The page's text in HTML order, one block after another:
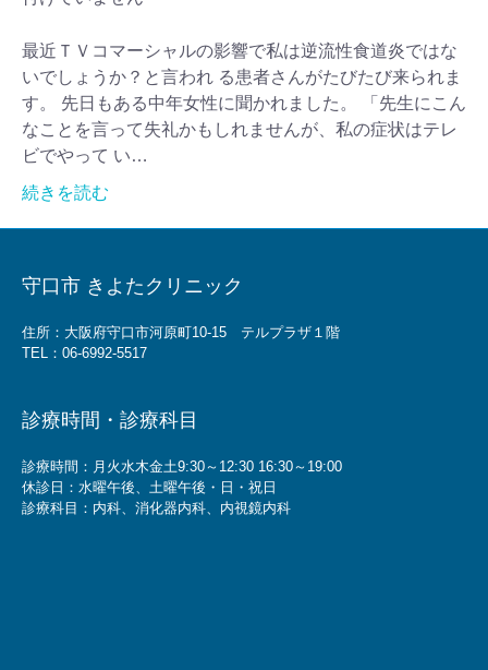
最近ＴＶコマーシャルの影響で私は逆流性食道炎ではな
いでしょうか？と言われ る患者さんがたびたび来られま
す。 先日もある中年女性に聞かれました。 「先生にこん
なことを言って失礼かもしれませんが、私の症状はテレ
ビでやって い…
続きを読む
守口市 きよたクリニック
住所：大阪府守口市河原町10-15 テルプラザ１階
TEL： 06-6992-5517
診療時間・診療科目
診療時間：月火水木金土9:30～12:30 16:30～19:00
休診日：水曜午後、土曜午後・日・祝日
診療科目：内科、消化器内科、内視鏡内科